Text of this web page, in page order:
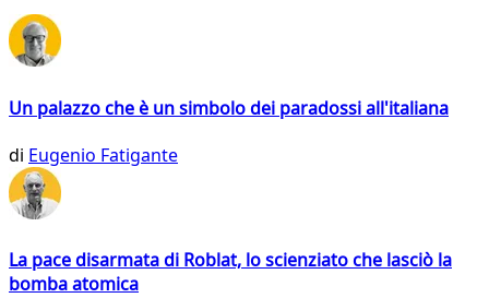
Un palazzo che è un simbolo dei paradossi all'italiana
di Eugenio Fatigante
La pace disarmata di Roblat, lo scienziato che lasciò la
bomba atomica